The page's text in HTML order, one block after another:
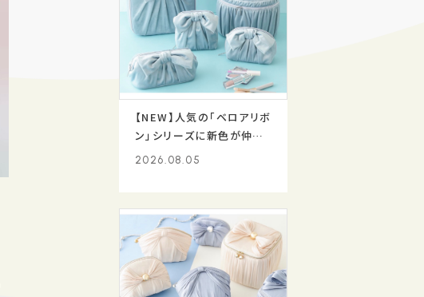
【NEW】人気の「ベロアリボ
ン」シリーズに新色が仲間
入り🩵
2026.08.05